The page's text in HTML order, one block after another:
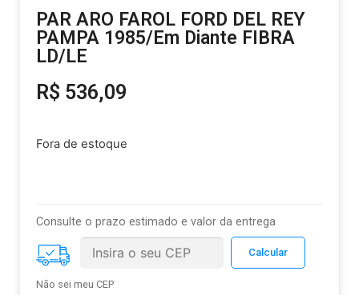
PAR ARO FAROL FORD DEL REY
PAMPA 1985/Em Diante FIBRA
LD/LE
R$ 536,09
Fora de estoque
Consulte o prazo estimado e valor da entrega
Não sei meu CEP